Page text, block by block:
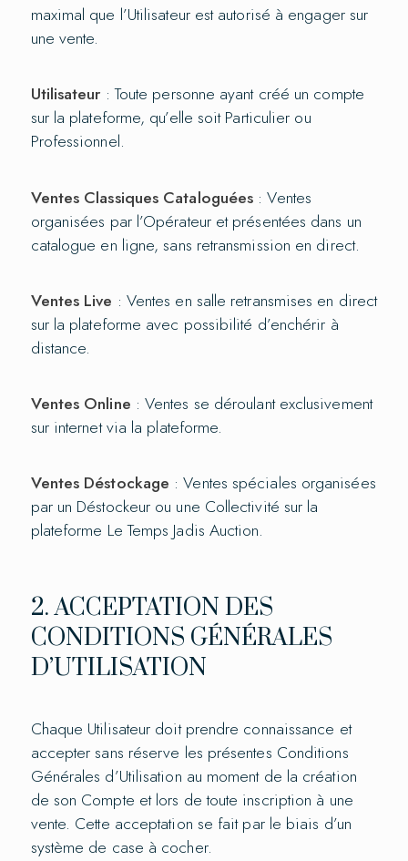
maximal que l’Utilisateur est autorisé à engager sur
une vente.
Utilisateur : Toute personne ayant créé un compte
sur la plateforme, qu’elle soit Particulier ou
Professionnel.
Ventes Classiques Cataloguées : Ventes
organisées par l’Opérateur et présentées dans un
catalogue en ligne, sans retransmission en direct.
Ventes Live : Ventes en salle retransmises en direct
sur la plateforme avec possibilité d’enchérir à
distance.
Ventes Online : Ventes se déroulant exclusivement
sur internet via la plateforme.
Ventes Déstockage : Ventes spéciales organisées
par un Déstockeur ou une Collectivité sur la
plateforme Le Temps Jadis Auction.
2. ACCEPTATION DES
CONDITIONS GÉNÉRALES
D’UTILISATION
Chaque Utilisateur doit prendre connaissance et
accepter sans réserve les présentes Conditions
Générales d’Utilisation au moment de la création
de son Compte et lors de toute inscription à une
vente. Cette acceptation se fait par le biais d’un
système de case à cocher.